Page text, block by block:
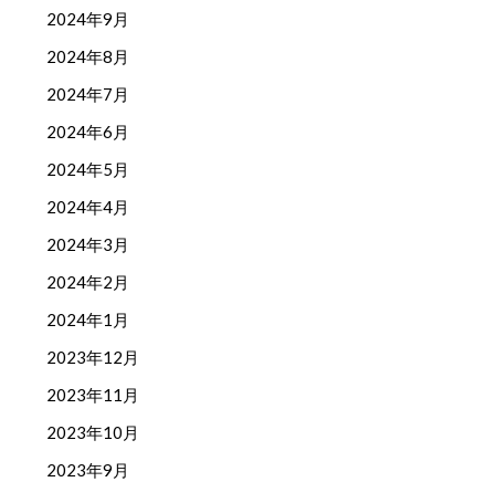
2024年9月
2024年8月
2024年7月
2024年6月
2024年5月
2024年4月
2024年3月
2024年2月
2024年1月
2023年12月
2023年11月
2023年10月
2023年9月